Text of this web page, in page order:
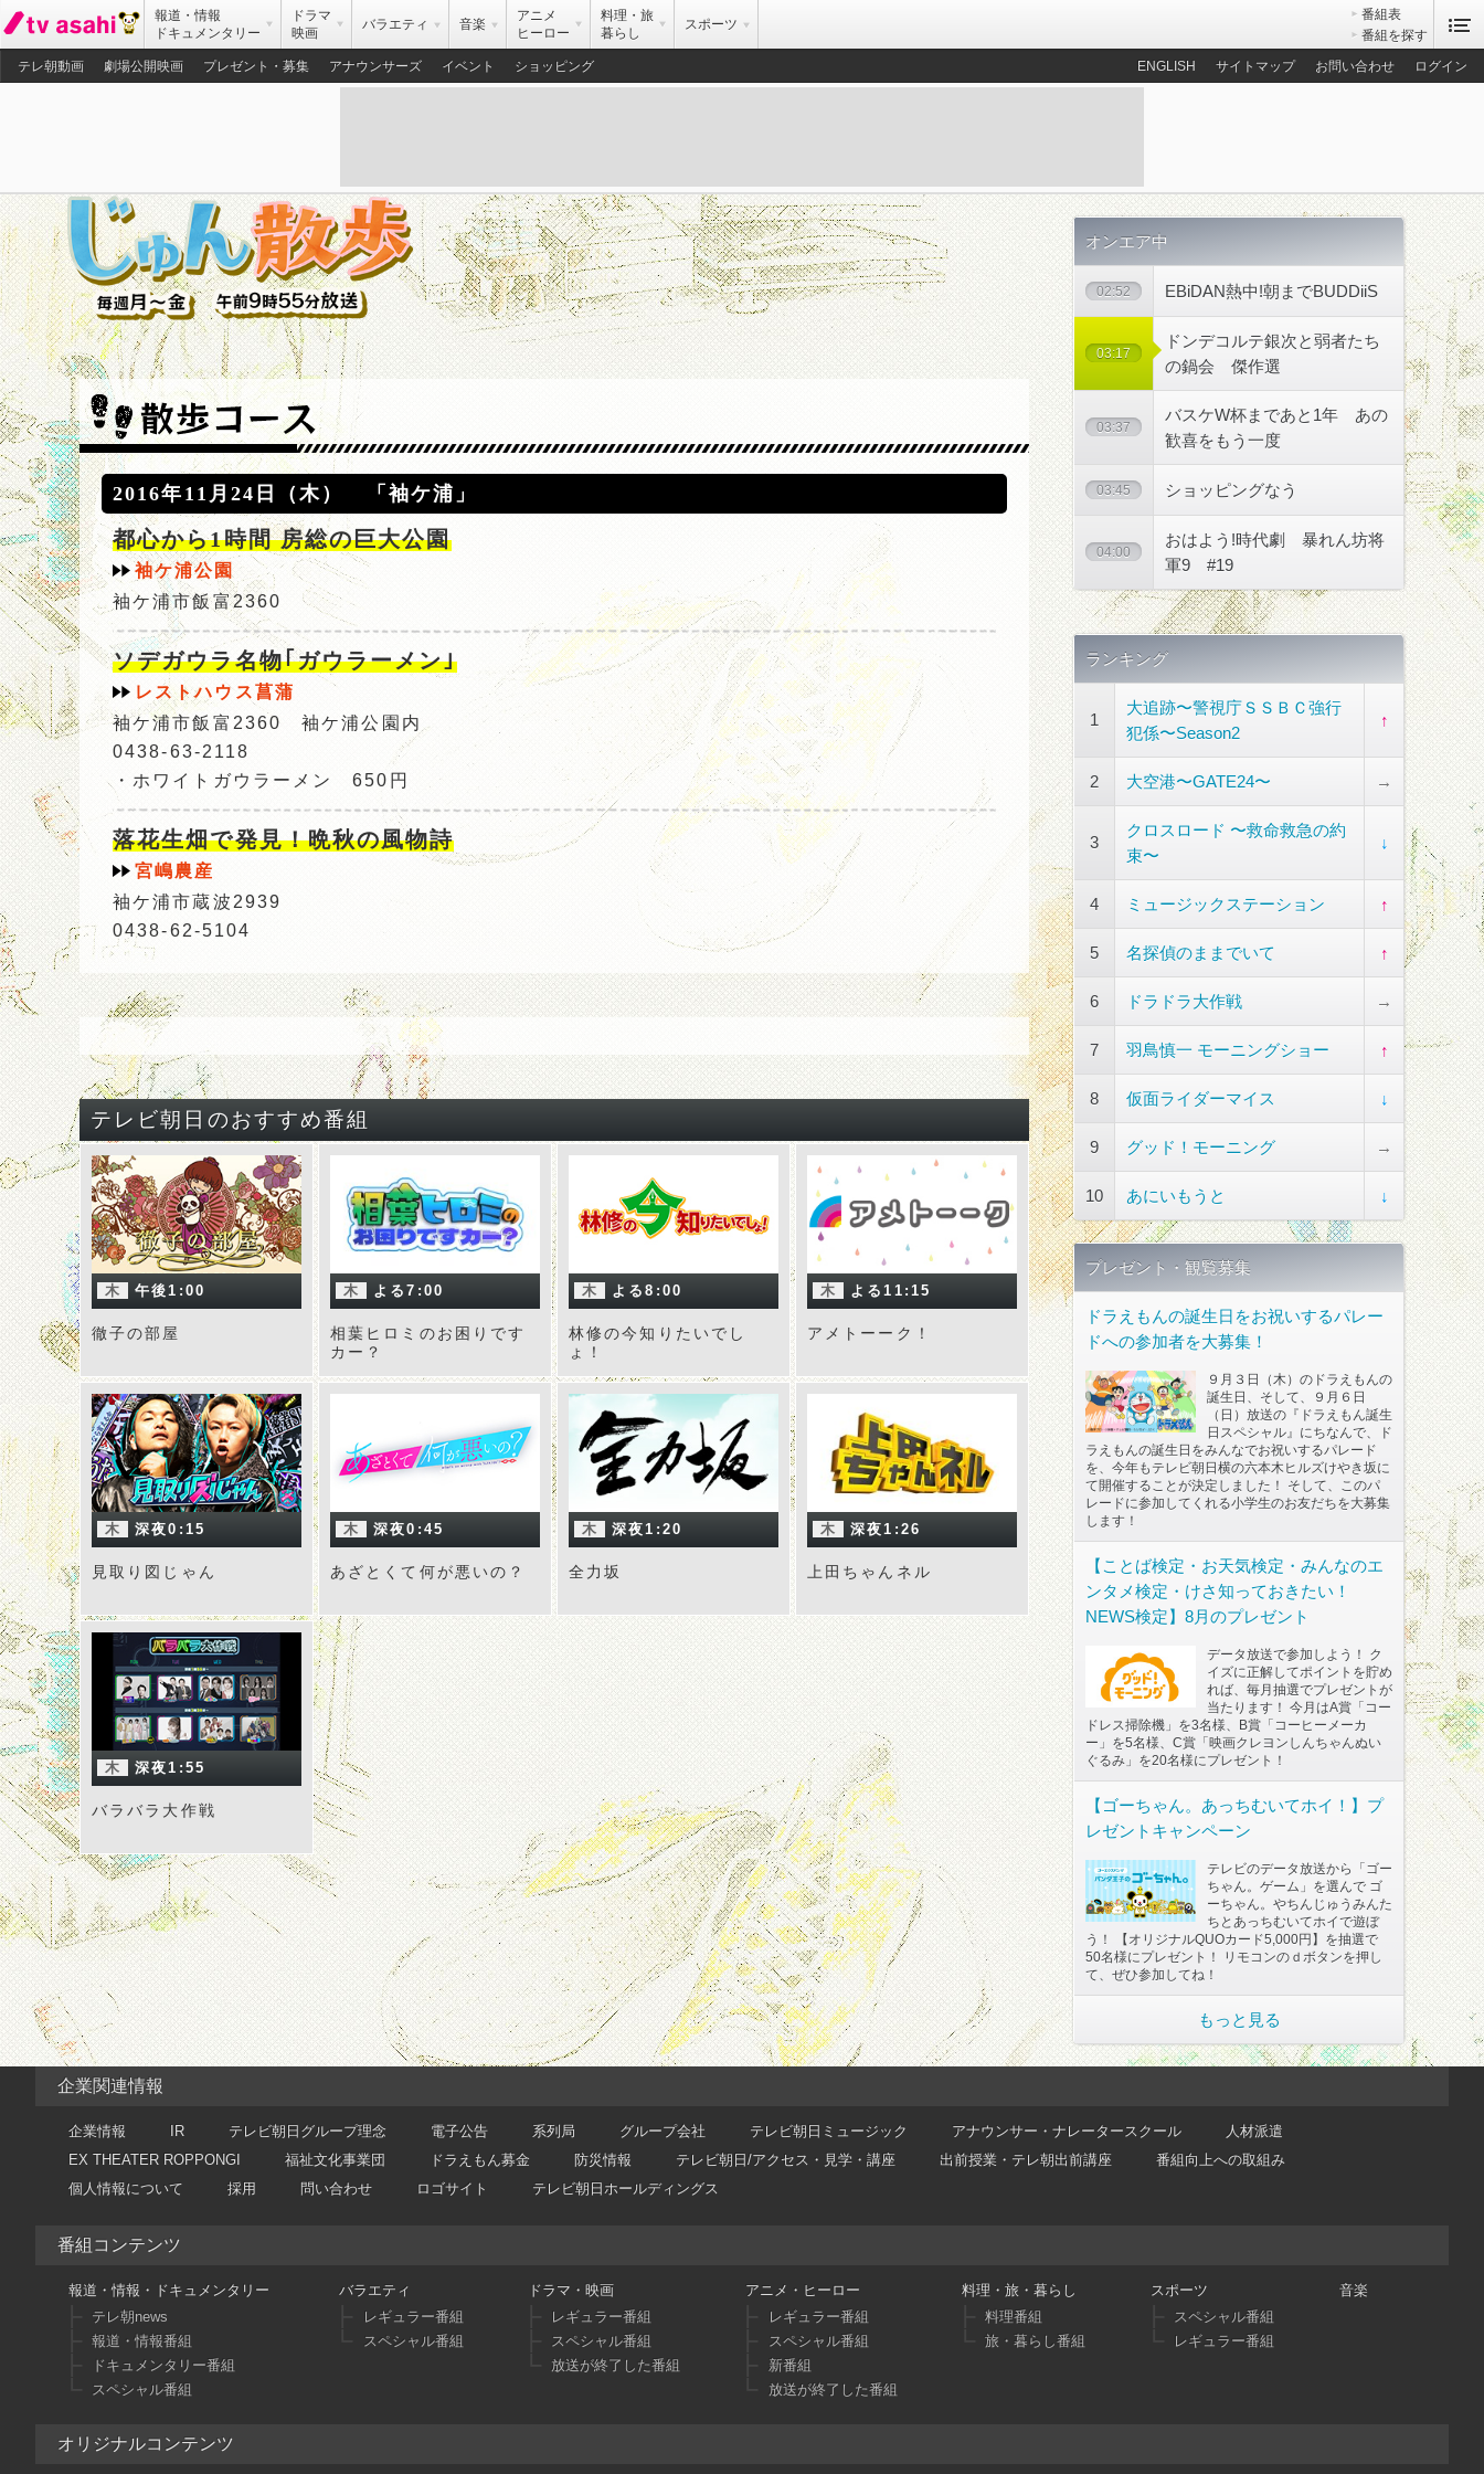
報道・情報
ドキュメンタリー
ドラマ
映画
バラエティ 音楽
アニメ
ヒーロー
料理・旅
暮らし
スポーツ
番組表
番組を探す
テレ朝動画
劇場公開映画 プレゼント・募集 アナウンサーズ イベント ショッピング ENGLISH サイトマップ お問い合わせ ログイン
散歩コース
2016年11月24日（木） 「袖ケ浦」
都心から1時間 房総の巨大公園
袖ケ浦公園
袖ケ浦市飯富2360
ソデガウラ名物｢ガウラーメン｣
レストハウス菖蒲
袖ケ浦市飯富2360 袖ケ浦公園内
0438-63-2118
・ホワイトガウラーメン 650円
落花生畑で発見！晩秋の風物詩
宮嶋農産
袖ケ浦市蔵波2939
0438-62-5104
テレビ朝日のおすすめ番組
木 午後1:00
徹子の部屋
木 よる7:00
相葉ヒロミのお困りです
カー？
木 よる8:00
林修の今知りたいでし
ょ！
木 よる11:15
アメトーーク！
木 深夜0:15
見取り図じゃん
木 深夜0:45
あざとくて何が悪いの？
木 深夜1:20
全力坂
木 深夜1:26
上田ちゃんネル
木 深夜1:55
バラバラ大作戦
オンエア中
02:52 EBiDAN熱中!朝までBUDDiiS
03:17
ドンデコルテ銀次と弱者たち
の鍋会 傑作選
03:37
バスケW杯まであと1年 あの
歓喜をもう一度
03:45 ショッピングなう
04:00
おはよう!時代劇 暴れん坊将
軍9 #19
ランキング
1
大追跡〜警視庁ＳＳＢＣ強行
犯係〜Season2
↑
2 大空港〜GATE24〜 →
3
クロスロード 〜救命救急の約
束〜
↓
4 ミュージックステーション ↑
5 名探偵のままでいて ↑
6 ドラドラ大作戦 →
7 羽鳥慎一 モーニングショー ↑
8 仮面ライダーマイス ↓
9 グッド！モーニング →
10 あにいもうと ↓
プレゼント・観覧募集
ドラえもんの誕生日をお祝いするパレー
ドへの参加者を大募集！
９月３日（木）のドラえもんの
誕生日、そして、９月６日
（日）放送の『ドラえもん誕生
日スペシャル』にちなんで、ド
ラえもんの誕生日をみんなでお祝いするパレード
を、今年もテレビ朝日横の六本木ヒルズけやき坂に
て開催することが決定しました！ そして、このパ
レードに参加してくれる小学生のお友だちを大募集
します！
【ことば検定・お天気検定・みんなのエ
ンタメ検定・けさ知っておきたい！
NEWS検定】8月のプレゼント
データ放送で参加しよう！ ク
イズに正解してポイントを貯め
れば、毎月抽選でプレゼントが
当たります！ 今月はA賞「コー
ドレス掃除機」を3名様、B賞「コーヒーメーカ
ー」を5名様、C賞「映画クレヨンしんちゃんぬい
ぐるみ」を20名様にプレゼント！
【ゴーちゃん。あっちむいてホイ！】プ
レゼントキャンペーン
テレビのデータ放送から「ゴー
ちゃん。ゲーム」を選んで ゴ
ーちゃん。やちんじゅうみんた
ちとあっちむいてホイで遊ぼ
う！ 【オリジナルQUOカード5,000円】を抽選で
50名様にプレゼント！ リモコンのｄボタンを押し
て、ぜひ参加してね！
もっと見る
企業関連情報
企業情報 IR テレビ朝日グループ理念 電子公告 系列局 グループ会社 テレビ朝日ミュージック アナウンサー・ナレータースクール
人材派遣
EX THEATER ROPPONGI
福祉文化事業団 ドラえもん募金 防災情報 テレビ朝日/アクセス・見学・講座 出前授業・テレ朝出前講座
番組向上への取組み
個人情報について
採用 問い合わせ ロゴサイト テレビ朝日ホールディングス
番組コンテンツ
報道・情報・ドキュメンタリー
テレ朝news
報道・情報番組
ドキュメンタリー番組
スペシャル番組
バラエティ
レギュラー番組
スペシャル番組
ドラマ・映画
レギュラー番組
スペシャル番組
放送が終了した番組
アニメ・ヒーロー
レギュラー番組
スペシャル番組
新番組
放送が終了した番組
料理・旅・暮らし
料理番組
旅・暮らし番組
スポーツ
スペシャル番組
レギュラー番組
音楽
オリジナルコンテンツ